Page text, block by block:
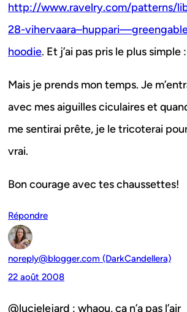
http://www.ravelry.com/patterns/
28-
hoodie. Et j’ai pas pris le plus simple
Mais je prends mon temps. Je
avec mes aiguilles ciculaires et
me sentirai prête, je le tricoterai
vrai.
Bon courage avec tes chaussettes!
Répondre
noreply@blogger.com (DarkCandellera)
22 août 2008
@lucielejard : whaou, ça n’a pas l’air